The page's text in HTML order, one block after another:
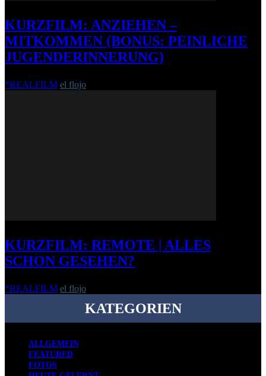
KURZFILM: ANZIEHEN –
MITKOMMEN (BONUS: PEINLICHE
JUGENDERINNERUNG)
*REALFILM el flojo
KURZFILM: REMOTE | ALLES
SCHON GESEHEN?
*REALFILM el flojo
KATEGORIEN
ALLGEMEIN
FEATURED
FOTOS